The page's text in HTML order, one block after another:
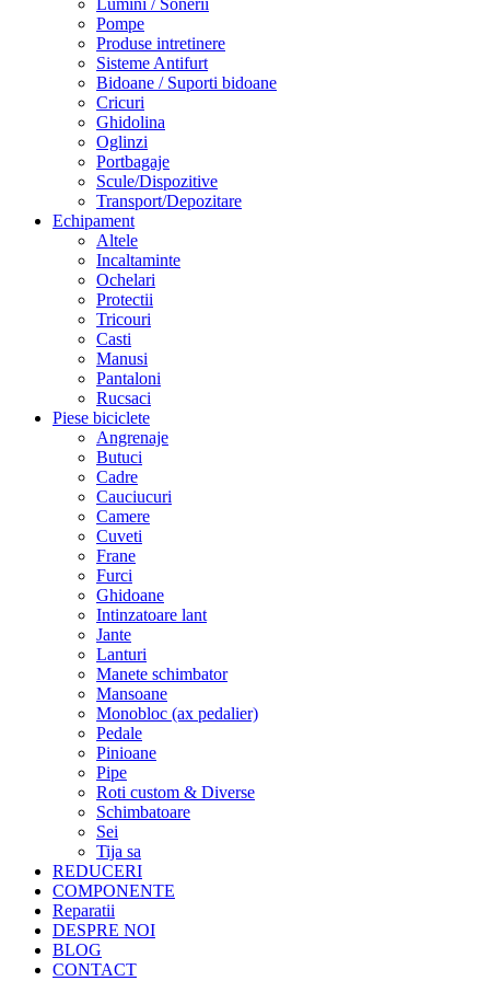
Lumini / Sonerii
Pompe
Produse intretinere
Sisteme Antifurt
Bidoane / Suporti bidoane
Cricuri
Ghidolina
Oglinzi
Portbagaje
Scule/Dispozitive
Transport/Depozitare
Echipament
Altele
Incaltaminte
Ochelari
Protectii
Tricouri
Casti
Manusi
Pantaloni
Rucsaci
Piese biciclete
Angrenaje
Butuci
Cadre
Cauciucuri
Camere
Cuveti
Frane
Furci
Ghidoane
Intinzatoare lant
Jante
Lanturi
Manete schimbator
Mansoane
Monobloc (ax pedalier)
Pedale
Pinioane
Pipe
Roti custom & Diverse
Schimbatoare
Sei
Tija sa
REDUCERI
COMPONENTE
Reparatii
DESPRE NOI
BLOG
CONTACT